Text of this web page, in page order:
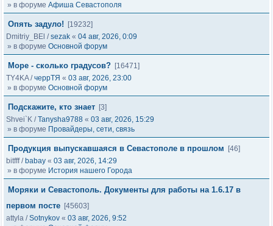
» в форуме Афиша Севастополя
Опять задуло!
[19232]
Dmitriy_BEl /sezak « 04 авг, 2026, 0:09
» в форуме Основной форум
Море - сколько градусов? [16471]
TY4KA/черрТЯ « 03 авг, 2026, 23:00
» в форуме Основной форум
Подскажите, кто знает [3]
Shvei`K /Tanysha9788 « 03 авг, 2026, 15:29
» в форуме Провайдеры, сети, связь
Продукция выпускавшаяся в Севастополе в прошлом
[46]
bitfff/ babay « 03 авг, 2026, 14:29
» в форуме История нашего Города
Моряки и Севастополь. Документы для работы на 1.6.17 в
первом посте [45603]
attyla /Sotnykov « 03 авг, 2026, 9:52